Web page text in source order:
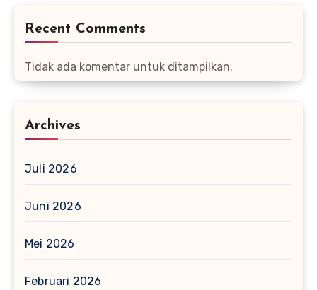
Recent Comments
Tidak ada komentar untuk ditampilkan.
Archives
Juli 2026
Juni 2026
Mei 2026
Februari 2026